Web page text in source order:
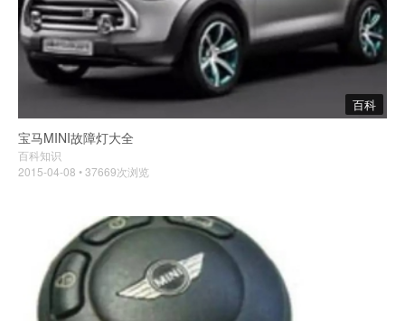
百科
宝马MINI故障灯大全
百科知识
2015-04-08 • 37669次浏览